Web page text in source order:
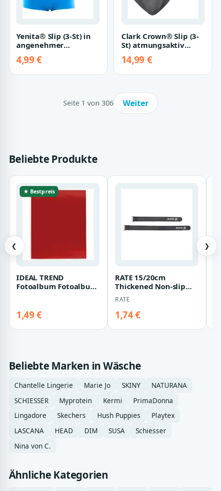
Yenita® Slip (3-St) in
angenehmer
4,99 €
Clark Crown® Slip (3-
St) atmungsaktiv
14,99 €
Seite 1 von 306 Weiter
Beliebte Produkte
❮
★ Bestpreis
IDEAL TREND
Fotoalbum Fotoalbum
1,49 €
RATE 15/20cm
Thickened Non-slip
Battery Strap for FPV
Racing Drone Rad…
RATE
1,74 €
❯
Beliebte Marken in Wäsche
Chantelle Lingerie Marie Jo SKINY
NATURANA
SCHIESSER
Myprotein Kermi
PrimaDonna
Lingadore
Skechers Hush Puppies
Playtex
LASCANA
HEAD DIM SUSA
Schiesser
Nina von C.
Ähnliche Kategorien